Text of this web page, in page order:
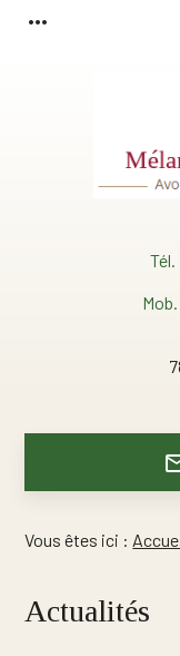
more_horiz
Tél.
Vous êtes ici :
Actualités